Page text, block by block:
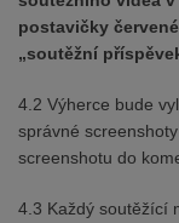
postavičky
„soutěžní
4.2 Výherce bude
správné
screenshotu do
4.3 Každý soutěžící